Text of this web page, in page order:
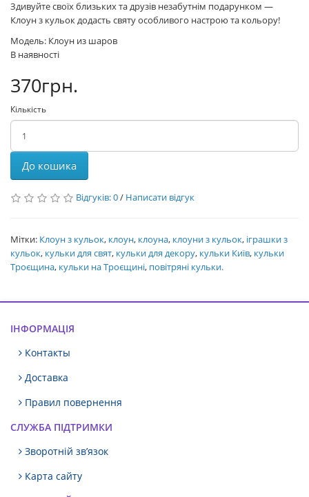
Здивуйте своїх близьких та друзів незабутнім подарунком —
Клоун з кульок додасть святу особливого настрою та кольору!
Модель: Клоун из шаров
В наявності
370грн.
Кількість
До кошика
Відгуків: 0/ Написати відгук
Мітки: Клоун з кульок, клоун, клоуна, клоуни з кульок, іграшки з
кульок, кульки для свят, кульки для декору, кульки Київ, кульки
Троєщина, кульки на Троєщині, повітряні кульки.
ІНФОРМАЦІЯ
Контакты
Доставка
Правил повернення
СЛУЖБА ПІДТРИМКИ
Зворотній зв’язок
Карта сайту